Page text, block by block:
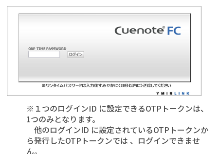
※１つのログインID に設定できるOTPトークンは、
1つのみとなります。
他のログインID に設定されているOTPトークンか
ら発行したOTPトークンでは 、ログインできませ
ん。